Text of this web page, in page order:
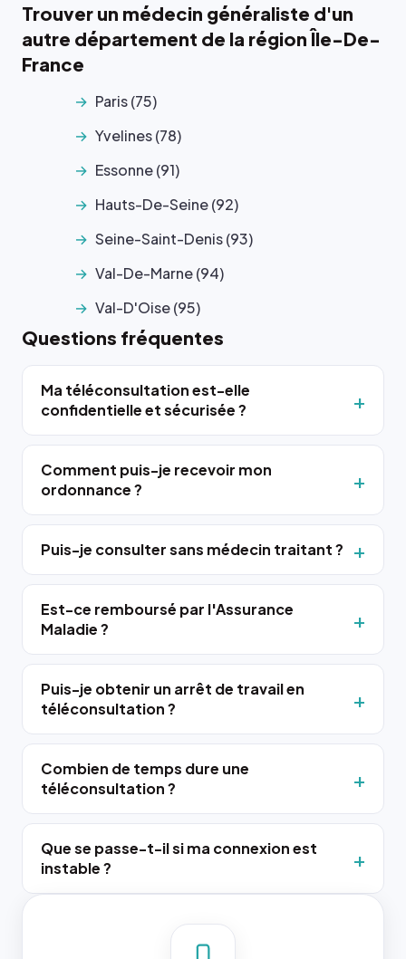
Trouver un médecin généraliste d'un
autre département de la région Île-De-
France
Paris (75)
Yvelines (78)
Essonne (91)
Hauts-De-Seine (92)
Seine-Saint-Denis (93)
Val-De-Marne (94)
Val-D'Oise (95)
Questions fréquentes
Ma téléconsultation est-elle
confidentielle et sécurisée ?
Comment puis-je recevoir mon
ordonnance ?
Puis-je consulter sans médecin traitant ?
Est-ce remboursé par l'Assurance
Maladie ?
Puis-je obtenir un arrêt de travail en
téléconsultation ?
Combien de temps dure une
téléconsultation ?
Que se passe-t-il si ma connexion est
instable ?